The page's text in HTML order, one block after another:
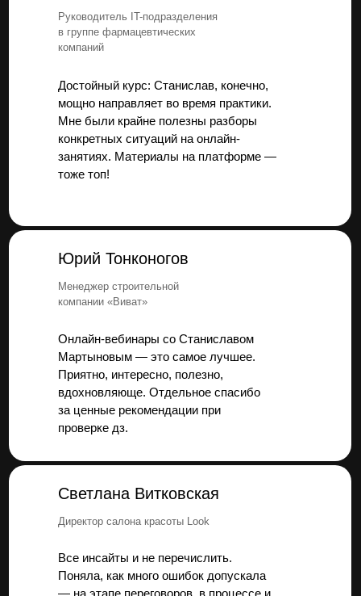
Достойный курс: Станислав, конечно,
мощно направляет во время практики.
Мне были крайне полезны разборы
конкретных ситуаций на онлайн-
занятиях. Материалы на платформе —
тоже топ!
Руководитель IT-подразделения
в группе фармацевтических
компаний
Юрий Тонконогов
Онлайн-вебинары со Станиславом
Мартыновым — это самое лучшее.
Приятно, интересно, полезно,
вдохновляюще. Отдельное спасибо
за ценные рекомендации при
проверке дз.
Менеджер строительной
компании «Виват»
Светлана Витковская
Все инсайты и не перечислить.
Поняла, как много ошибок допускала
— на этапе переговоров, в процессе и
Директор салона красоты Look